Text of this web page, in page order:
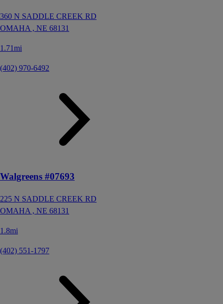
360 N SADDLE CREEK RD
OMAHA , NE 68131
1.71mi
(402) 970-6492
Walgreens #07693
225 N SADDLE CREEK RD
OMAHA , NE 68131
1.8mi
(402) 551-1797